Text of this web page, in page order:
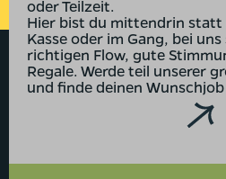
oder Teilzeit.
Hier bist du mittendrin statt
Kasse oder im Gang, bei
richtigen Flow, gute
Regale. Werde teil unserer
und finde deinen